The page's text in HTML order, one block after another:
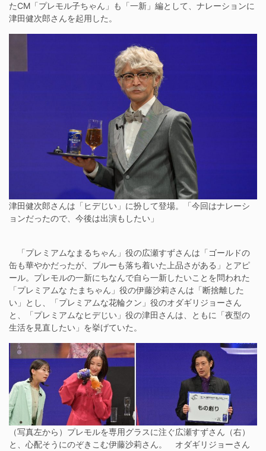
たCM「プレモル子ちゃん」も「一新」編として、ナレーションに
津田健次郎さんを起用した。
津田健次郎さんは「ヒデじい」に扮して登場。「今回はナレーシ
ョンだったので、今後は出演もしたい」
「プレミアムなまるちゃん」役の広瀬すずさんは「ゴールドの
缶も華やかだったが、ブルーも落ち着いた上品さがある」とアピ
ール。プレモルの一新にちなんで自ら一新したいことを問われた
「プレミアムな たまちゃん」役の伊藤沙莉さんは「断捨離した
い」とし、「プレミアムな花輪クン」役のオダギリジョーさん
と、「プレミアムなヒデじい」役の津田さんは、ともに「夜型の
生活を見直したい」を挙げていた。
（写真左から）プレモルを専用グラスに注ぐ広瀬すずさん（右）
と、心配そうにのぞきこむ伊藤沙莉さん。 オダギリジョーさん